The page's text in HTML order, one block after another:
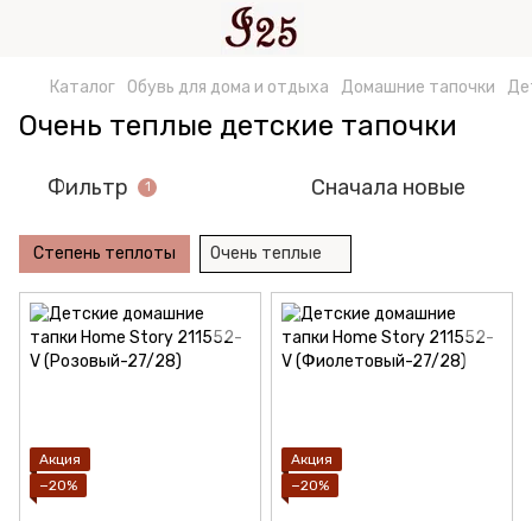
Каталог Обувь для дома и отдыха Домашние тапочки
Очень теплые детские тапочки
Фильтр 1 Сначала новые
Степень теплоты Очень теплые
Акция
−20%
Акция
−20%